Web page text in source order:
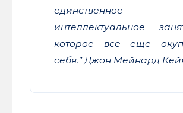
единственное
интеллектуальное
которое все еще
себя.” Джон Мейнард